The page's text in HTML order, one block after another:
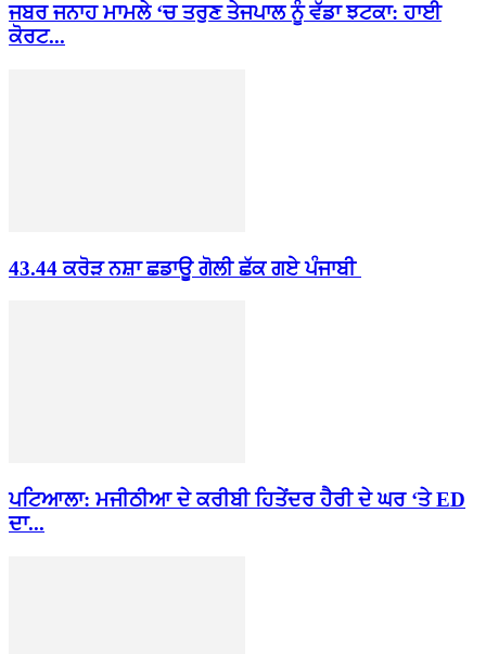
ਜਬਰ ਜਨਾਹ ਮਾਮਲੇ ‘ਚ ਤਰੁਣ ਤੇਜਪਾਲ ਨੂੰ ਵੱਡਾ ਝਟਕਾ: ਹਾਈ
ਕੋਰਟ...
43.44 ਕਰੋੜ ਨਸ਼ਾ ਛਡਾਊ ਗੋਲੀ ਛੱਕ ਗਏ ਪੰਜਾਬੀ
ਪਟਿਆਲਾ: ਮਜੀਠੀਆ ਦੇ ਕਰੀਬੀ ਹਿਤੇਂਦਰ ਹੈਰੀ ਦੇ ਘਰ ‘ਤੇ ED
ਦਾ...